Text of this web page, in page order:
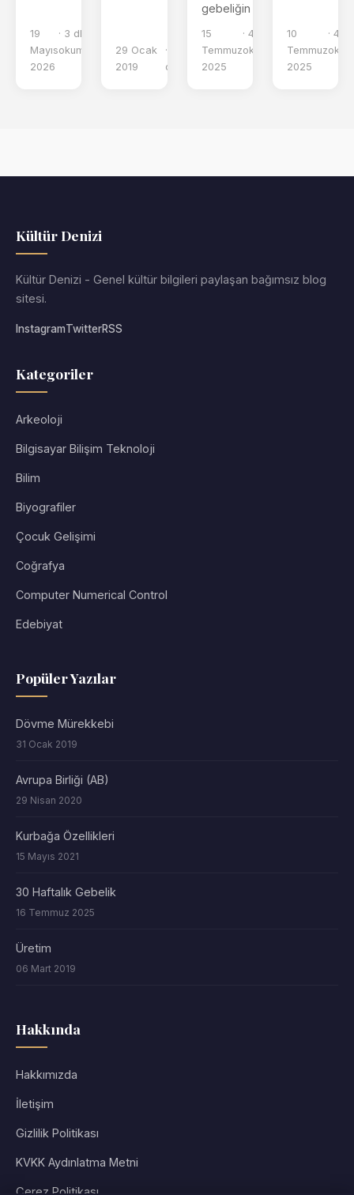
19
Mayıs
2026
· 3 dk
okuma
29 Ocak
2019
· 3 dk
okuma
gebeliğin ...
15
Temmuz
2025
· 4 dk
okuma
10
Temmuz
2025
· 4 dk
Kültür Denizi
Kültür Denizi - Genel kültür bilgileri paylaşan bağımsız blog
sitesi.
InstagramTwitterRSS
Kategoriler
Arkeoloji
Bilgisayar Bilişim Teknoloji
Bilim
Biyografiler
Çocuk Gelişimi
Coğrafya
Computer Numerical Control
Edebiyat
Popüler Yazılar
Dövme Mürekkebi
31 Ocak 2019
Avrupa Birliği (AB)
29 Nisan 2020
Kurbağa Özellikleri
15 Mayıs 2021
30 Haftalık Gebelik
16 Temmuz 2025
Üretim
06 Mart 2019
Hakkında
Hakkımızda
İletişim
Gizlilik Politikası
KVKK Aydınlatma Metni
Çerez Politikası